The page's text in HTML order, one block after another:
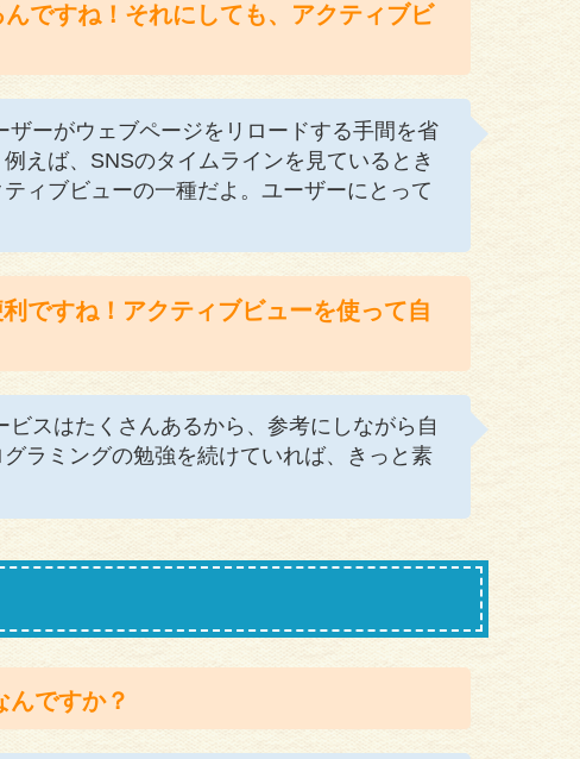
ですね！それにしても、アクティブビ
ーがウェブページをリロードする手間を省
えば、SNSのタイムラインを見ているとき
ィブビューの一種だよ。ユーザーにとって
ですね！アクティブビューを使って自
スはたくさんあるから、参考にしながら自
ラミングの勉強を続けていれば、きっと素
んですか？